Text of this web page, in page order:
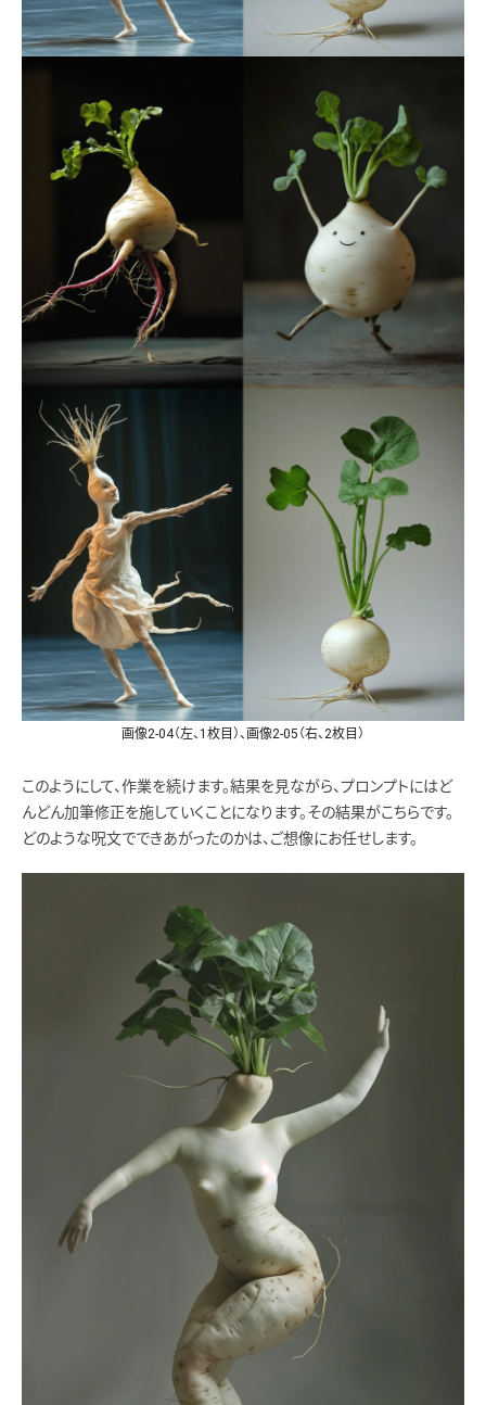
画像2-04（左、1枚目）、画像2-05（右、2枚目）
このようにして、作業を続けます。結果を見ながら、プロンプトにはど
んどん加筆修正を施していくことになります。その結果がこちらです。
どのような呪文でできあがったのかは、ご想像にお任せします。